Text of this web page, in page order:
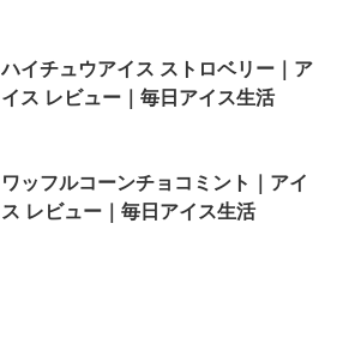
ハイチュウアイス ストロベリー｜ア
イス レビュー｜毎日アイス生活
ワッフルコーンチョコミント｜アイ
ス レビュー｜毎日アイス生活